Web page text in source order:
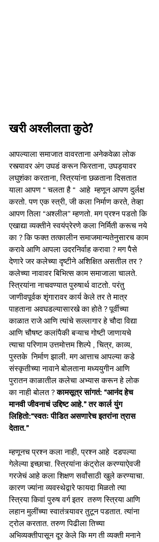
खरी अश्लीलता कुठे?
आपल्याला समाजात वावरताना अनेकवेळा लोक
रस्त्यावर अंग उघडं करून फिरताना, उघड्यावर
लघुशंका करताना, स्त्रियांना छळताना दिसतात
याला आपण “ चलता है “  आहे  म्हणून आपण दुर्लक्ष
करतो. पण एक स्त्री, जी कला निर्माण करते, तेव्हा
आपण तिला “अश्लील” म्हणतो. मग प्रश्न पडतो कि
एखाद्या व्यक्तीने स्वयंप्रेरणे कला निर्मिती करूच नये
का ? कि फक्त तत्कालीन समाजमान्यतेनुसारच काम
करावे आणि आपला उदरनिर्वाह करावा ? मग पैसे
देणारे जर कलेच्या दृष्टीने अशिक्षित असतील तर ?
कलेच्या नावावर बिभित्स काम समाजाला चालते.
स्त्रियांना नाचवण्यात पुरुषार्थ वाटतो. परंतु
जाणीवपूर्वक शृंगारावर कार्य केले तर ते मात्र
पाहताना अवघडल्यासारखे का होते ? पूर्वीच्या
काळात राजे आणि त्यांचे सल्लागार हे चौदा विद्या
आणि चौषष्ट कलांपैकी बऱ्याच गोष्टी जाणायचे
त्याचा परिणाम उत्तमोत्तम शिल्पे , चित्र, काव्य,
पुस्तके  निर्माण झाली. मग आत्ताच आपल्या कडे
संस्कृतीच्या नावाने बोलताना मध्ययुगीन आणि
पुरातन काळातील कलेचा अभ्यास करून हे लोक
का नाही बोलत ? कामसूत्र सांगतं: “आनंद हेच
मानवी जीवनाचं उद्दिष्ट आहे.” तर कार्ल युंग
लिहितो:“स्वतः पीडित असणारेच इतरांना त्रास
देतात.”
म्हणूनच प्रश्न कला नाही, प्रश्न आहे  दडपल्या
गेलेल्या इच्छाचा. स्त्रियांना कंट्रोल करण्याऐवजी
गरजेचं आहे कला शिक्षण सर्वांसाठी खुले करण्याचा.
कारण ज्यांना व्यवस्थेद्वारे फायदा मिळतो त्या
स्त्रिया किवां पुरुष वर्ग इतर  तरुण स्त्रिया आणि
लहान मुलींच्या स्वातंत्र्यावर तुटून पडतात. त्यांना
ट्रोल करतात. तरुण पिढीला तिच्या
अभिव्यक्तीपासून दूर केले कि मग ती व्यक्ती मनाने